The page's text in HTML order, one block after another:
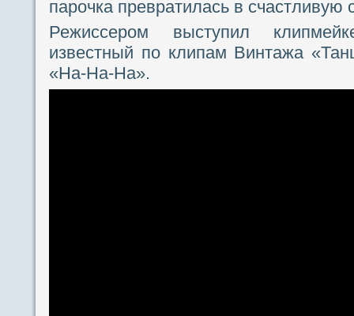
парочка превратилась в
Режиссером выступил
известный по клипам Винтажа
«На-На-На».